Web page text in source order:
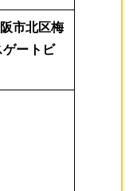
市北区梅
ゲートビ